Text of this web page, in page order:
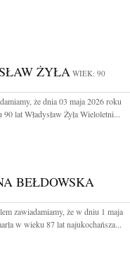
ŻYŁA WIEK: 90
że dnia 03 maja 2026 roku
90 lat Władysław Żyła Wieloletni...
BEŁDOWSKA
zawiadamiamy, że w dniu 1 maja
w wieku 87 lat najukochańsza...